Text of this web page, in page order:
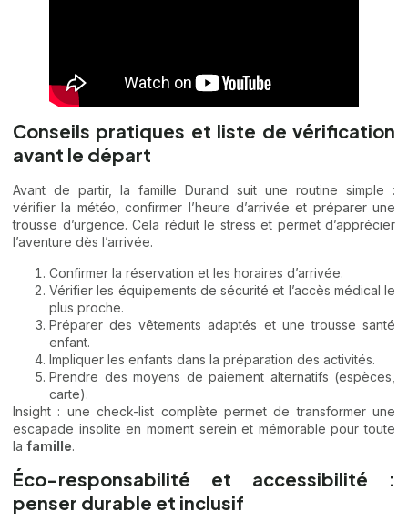
Conseils pratiques et liste de vérification
avant le départ
Avant de partir, la famille Durand suit une routine simple :
vérifier la météo, confirmer l’heure d’arrivée et préparer une
trousse d’urgence. Cela réduit le stress et permet d’apprécier
l’aventure dès l’arrivée.
Confirmer la réservation et les horaires d’arrivée.
Vérifier les équipements de sécurité et l’accès médical le
plus proche.
Préparer des vêtements adaptés et une trousse santé
enfant.
Impliquer les enfants dans la préparation des activités.
Prendre des moyens de paiement alternatifs (espèces,
carte).
Insight : une check-list complète permet de transformer une
escapade insolite en moment serein et mémorable pour toute
la famille.
Éco-responsabilité et accessibilité :
penser durable et inclusif